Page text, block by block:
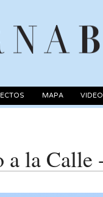
MAPA
a la Calle